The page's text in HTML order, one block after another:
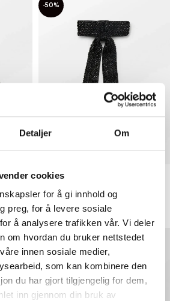
Detaljer Om
cookies
for å gi innhold og
preg, for å levere sosiale
å analysere trafikken vår. Vi deler
om hvordan du bruker nettstedet
innen sosiale medier,
som kan kombinere den
du har gjort tilgjengelig for dem,
inn gjennom din bruk av
Bow
-50%
Becksøndergaard – Merry
Hårklype
kr165,00